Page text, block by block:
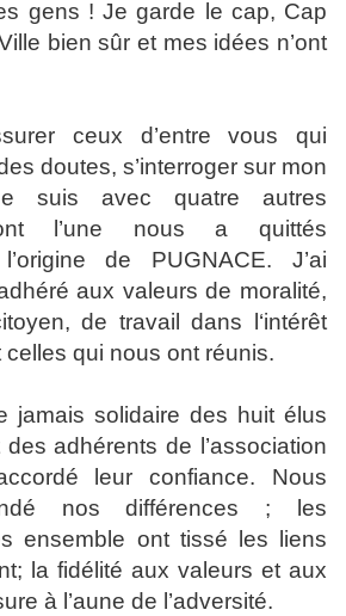
gens ! Je garde le cap, Cap
bien sûr et mes idées n’ont
ceux d’entre vous qui
doutes, s’interroger sur mon
suis avec quatre autres
l’une nous a quittés
de PUGNACE. J’ai
aux valeurs de moralité,
de travail dans l‘intérêt
qui nous ont réunis.
jamais solidaire des huit élus
des adhérents de l’association
leur confiance. Nous
nos différences ; les
ensemble ont tissé les liens
la fidélité aux valeurs et aux
à l’aune de l’adversité.